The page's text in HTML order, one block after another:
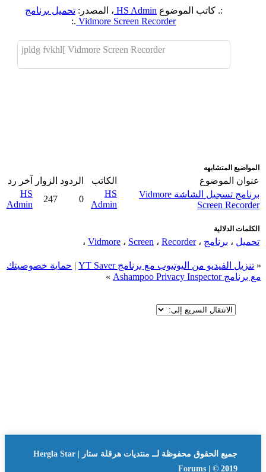
:. كاتب الموضوع HS Admin ، المصدر:تحميل برنامج
Vidmore Screen Recorder
.:
jpldg fvkhl[ Vidmore Screen Recorder
المواضيع المتشابهه
عنوان الموضوع الكاتب الردود الزوار
آخر رد
برنامج تسجيل الشاشة Vidmore
Screen Recorder
HS
Admin
0
247
HS
Admin
الكلمات الدلالية
تحميل ، برنامج ، Vidmore ، Screen ، Recorder ،
« تنزيل الفيديو من اليوتيوب مع برنامج YT Saver | حماية خصوصيتك
مع برنامج Ashampoo Privacy Inspector
»
جميع الحقوق محفوظة لــ
منتديات هرقلة ستار | Hergla Star
Forums | © 2019